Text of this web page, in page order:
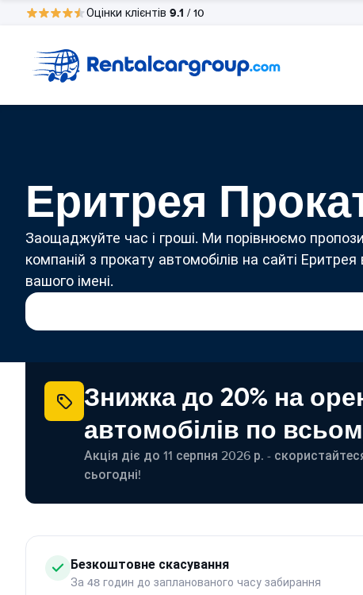
Оцінки клієнтів 9.1 / 10
Еритрея
Заощаджуйте час і гроші. Ми порівнюємо
компаній з прокату автомобілів на сайті Еритрея
вашого імені.
Знижка до 20% на
автомобілів по
Акція діє до 11 серпня 2026 р. -
сьогодні!
Безкоштовне скасування
За 48 годин до запланованого часу забирання